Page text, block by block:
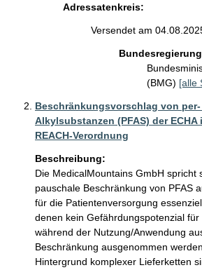
Adressatenkreis:
Versendet am
Bundesregierung
(BMG) [alle
Beschränkungsvorschlag von
Alkylsubstanzen (PFAS) der ECHA
REACH-Verordnung
Beschreibung:
Die MedicalMountains GmbH spricht
pauschale Beschränkung von PFAS
für die Patientenversorgung
denen kein Gefährdungspotenzial
während der Nutzung/Anwendung
Beschränkung ausgenommen
Hintergrund komplexer Lieferketten